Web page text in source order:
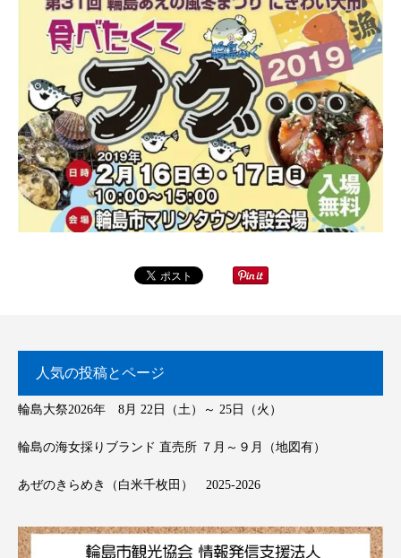
人気の投稿とページ
輪島大祭2026年 8月 22日（土）～ 25日（火）
輪島の海女採りブランド 直売所 ７月～９月（地図有）
あぜのきらめき（白米千枚田） 2025-2026